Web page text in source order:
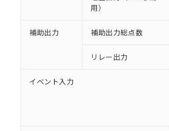
用）
補助出力 補助出力総点数
リレー出力
イベント入力